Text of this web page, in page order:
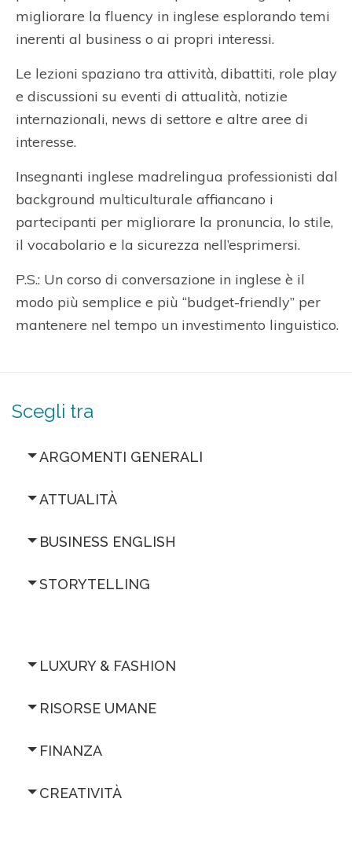
migliorare la fluency in inglese esplorando temi
inerenti al business o ai propri interessi.
Le lezioni spaziano tra attività, dibattiti, role play
e discussioni su eventi di attualità, notizie
internazionali, news di settore e altre aree di
interesse.
Insegnanti inglese madrelingua professionisti dal
background multiculturale affiancano i
partecipanti per migliorare la pronuncia, lo stile,
il vocabolario e la sicurezza nell’esprimersi.
P.S.: Un corso di conversazione in inglese è il
modo più semplice e più “budget-friendly” per
mantenere nel tempo un investimento linguistico.
Scegli tra
ARGOMENTI GENERALI
ATTUALITÀ
BUSINESS ENGLISH
STORYTELLING
LUXURY & FASHION
RISORSE UMANE
FINANZA
CREATIVITÀ